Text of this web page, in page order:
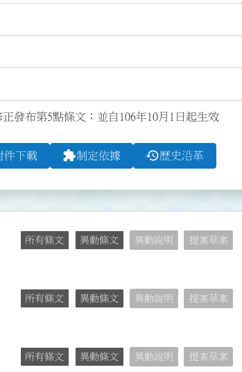
發布第5點條文；並自106年10月1日起生效
件下載 extension制定依據 history歷史沿革
所有條文 異動條文 異動說明 提案草案
所有條文 異動條文 異動說明 提案草案
所有條文 異動條文 異動說明 提案草案